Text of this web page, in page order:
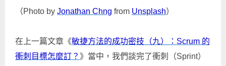
（Photo by Jonathan Chng from Unsplash）
在上一篇文章《敏捷方法的成功密技（九）：Scrum 的
衝刺目標怎麼訂？ 》當中，我們談完了衝刺（Sprint）